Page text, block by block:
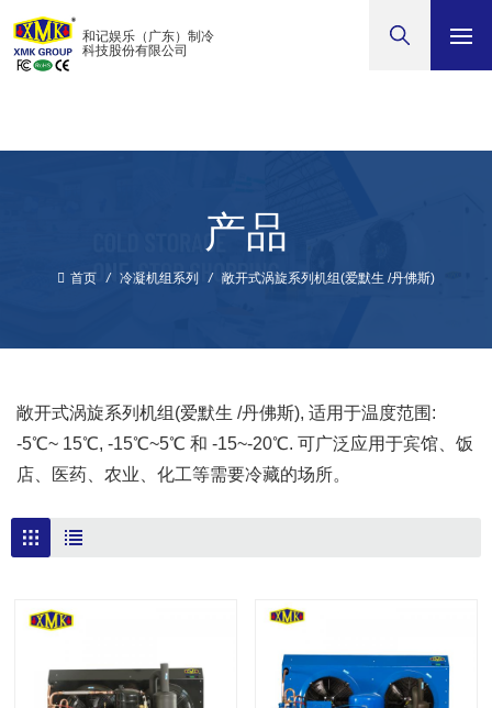
和记娱乐
和记娱乐（广东）制冷
科技股份有限公司
产品
首页 / 冷凝机组系列 / 敞开式涡旋系列机组(爱默生 /丹佛斯)
敞开式涡旋系列机组(爱默生 /丹佛斯), 适用于温度范围:
-5℃~ 15℃, -15℃~5℃ 和 -15~-20℃. 可广泛应用于宾馆、饭
店、医药、农业、化工等需要冷藏的场所。